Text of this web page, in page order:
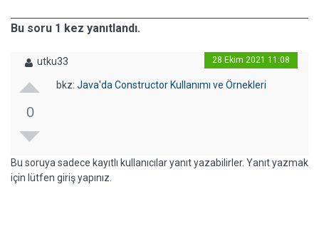
Bu soru 1 kez yanıtlandı.
utku33 28 Ekim 2021 11:08
0
bkz: Java'da Constructor Kullanımı ve Örnekleri
Bu soruya sadece kayıtlı kullanıcılar yanıt yazabilirler. Yanıt yazmak
için lütfen giriş yapınız.